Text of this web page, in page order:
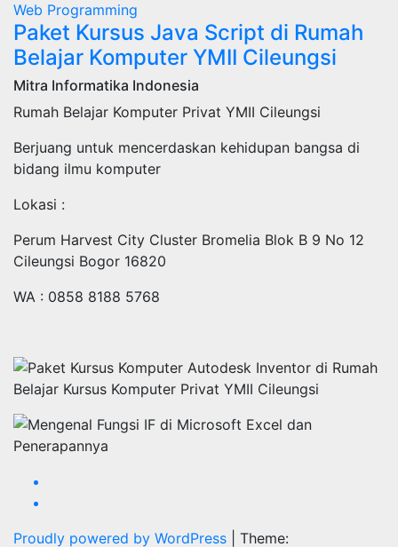
Web Programming
Paket Kursus Java Script di Rumah
Belajar Komputer YMII Cileungsi
Mitra Informatika Indonesia
Rumah Belajar Komputer Privat YMII Cileungsi
Berjuang untuk mencerdaskan kehidupan bangsa di
bidang ilmu komputer
Lokasi :
Perum Harvest City Cluster Bromelia Blok B 9 No 12
Cileungsi Bogor 16820
WA : 0858 8188 5768
Proudly powered by WordPress Theme: